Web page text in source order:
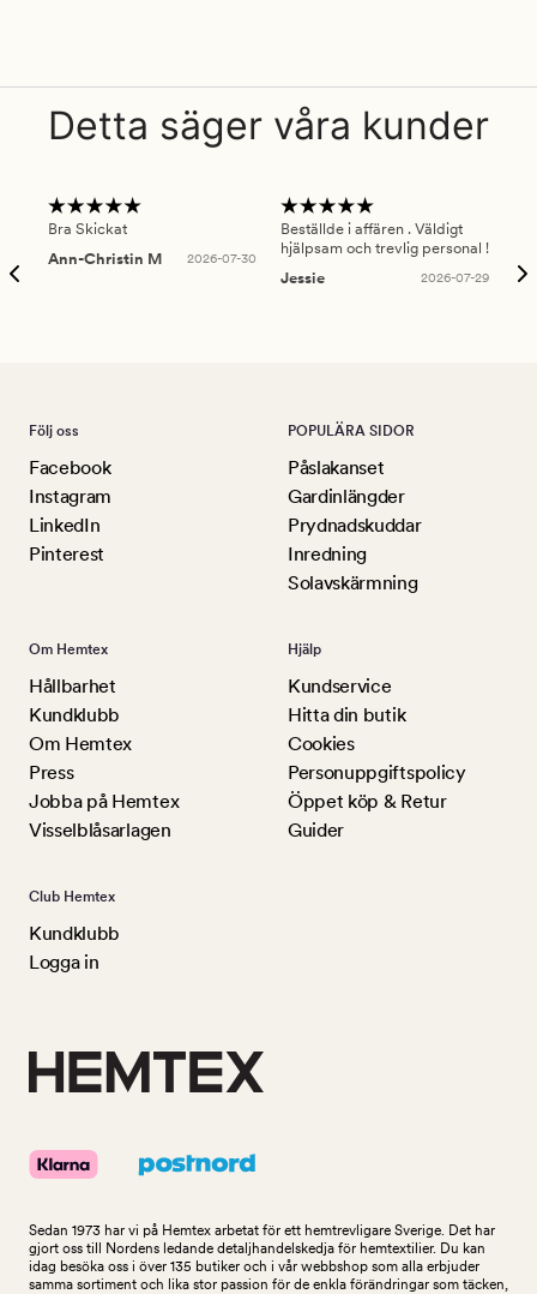
Detta säger våra kunder
Bra Skickat
Ann-Christin M
2026-07-30
Beställde i affären . Väldigt
hjälpsam och trevlig personal !
Jessie
2026-07-29
Följ oss
Facebook
Instagram
LinkedIn
Pinterest
POPULÄRA SIDOR
Påslakanset
Gardinlängder
Prydnadskuddar
Inredning
Solavskärmning
Om Hemtex
Hållbarhet
Kundklubb
Om Hemtex
Press
Jobba på Hemtex
Visselblåsarlagen
Hjälp
Kundservice
Hitta din butik
Cookies
Personuppgiftspolicy
Öppet köp & Retur
Guider
Club Hemtex
Kundklubb
Logga in
Sedan 1973 har vi på Hemtex arbetat för ett hemtrevligare Sverige. Det har
gjort oss till Nordens ledande detaljhandelskedja för hemtextilier. Du kan
idag besöka oss i över 135 butiker och i vår webbshop som alla erbjuder
samma sortiment och lika stor passion för de enkla förändringar som täcken,